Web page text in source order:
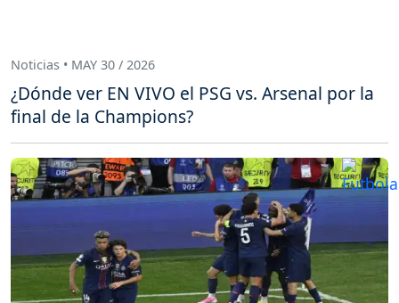
Noticias • MAY 30 / 2026
¿Dónde ver EN VIVO el PSG vs. Arsenal por la
final de la Champions?